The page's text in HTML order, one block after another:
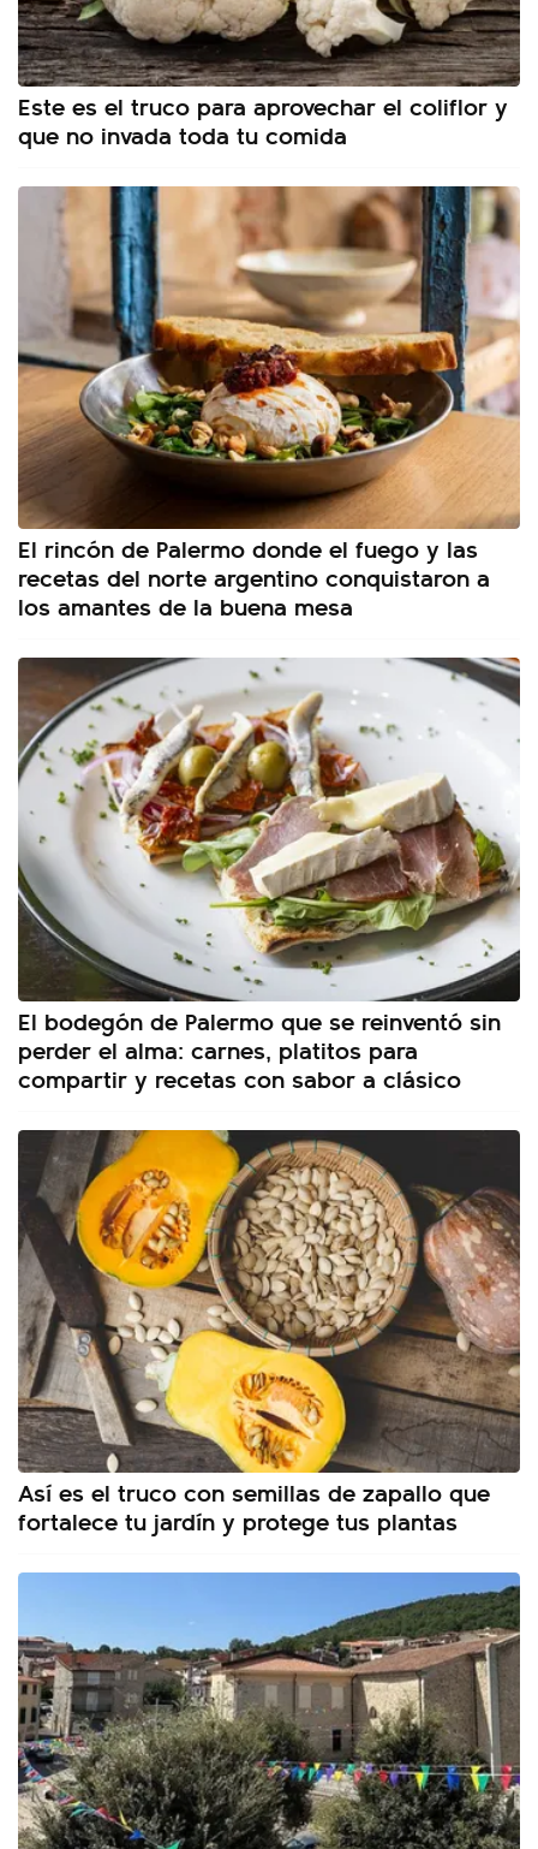
Este es el truco para aprovechar el coliflor y
que no invada toda tu comida
El rincón de Palermo donde el fuego y las
recetas del norte argentino conquistaron a
los amantes de la buena mesa
El bodegón de Palermo que se reinventó sin
perder el alma: carnes, platitos para
compartir y recetas con sabor a clásico
Así es el truco con semillas de zapallo que
fortalece tu jardín y protege tus plantas